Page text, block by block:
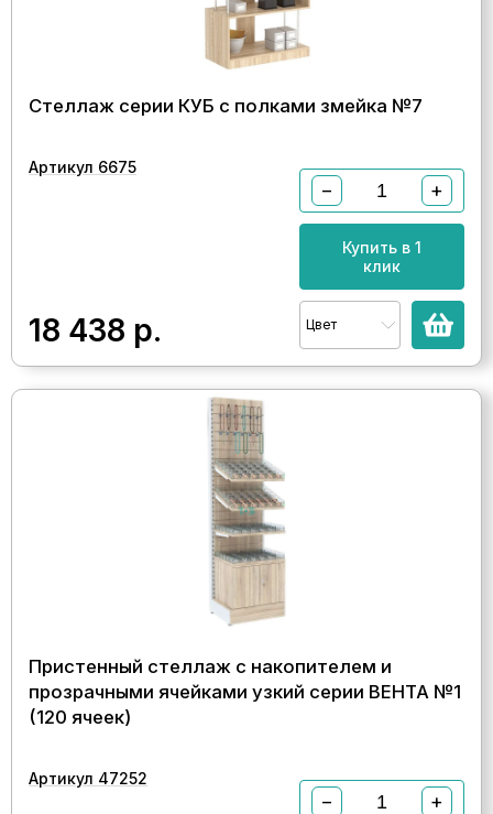
Стеллаж серии КУБ с полками змейка №7
Артикул 6675
18 438 р.
− +
Купить в 1
клик
Цвет
Пристенный стеллаж с накопителем и
прозрачными ячейками узкий серии ВЕНТА №1
(120 ячеек)
Артикул 47252
− +